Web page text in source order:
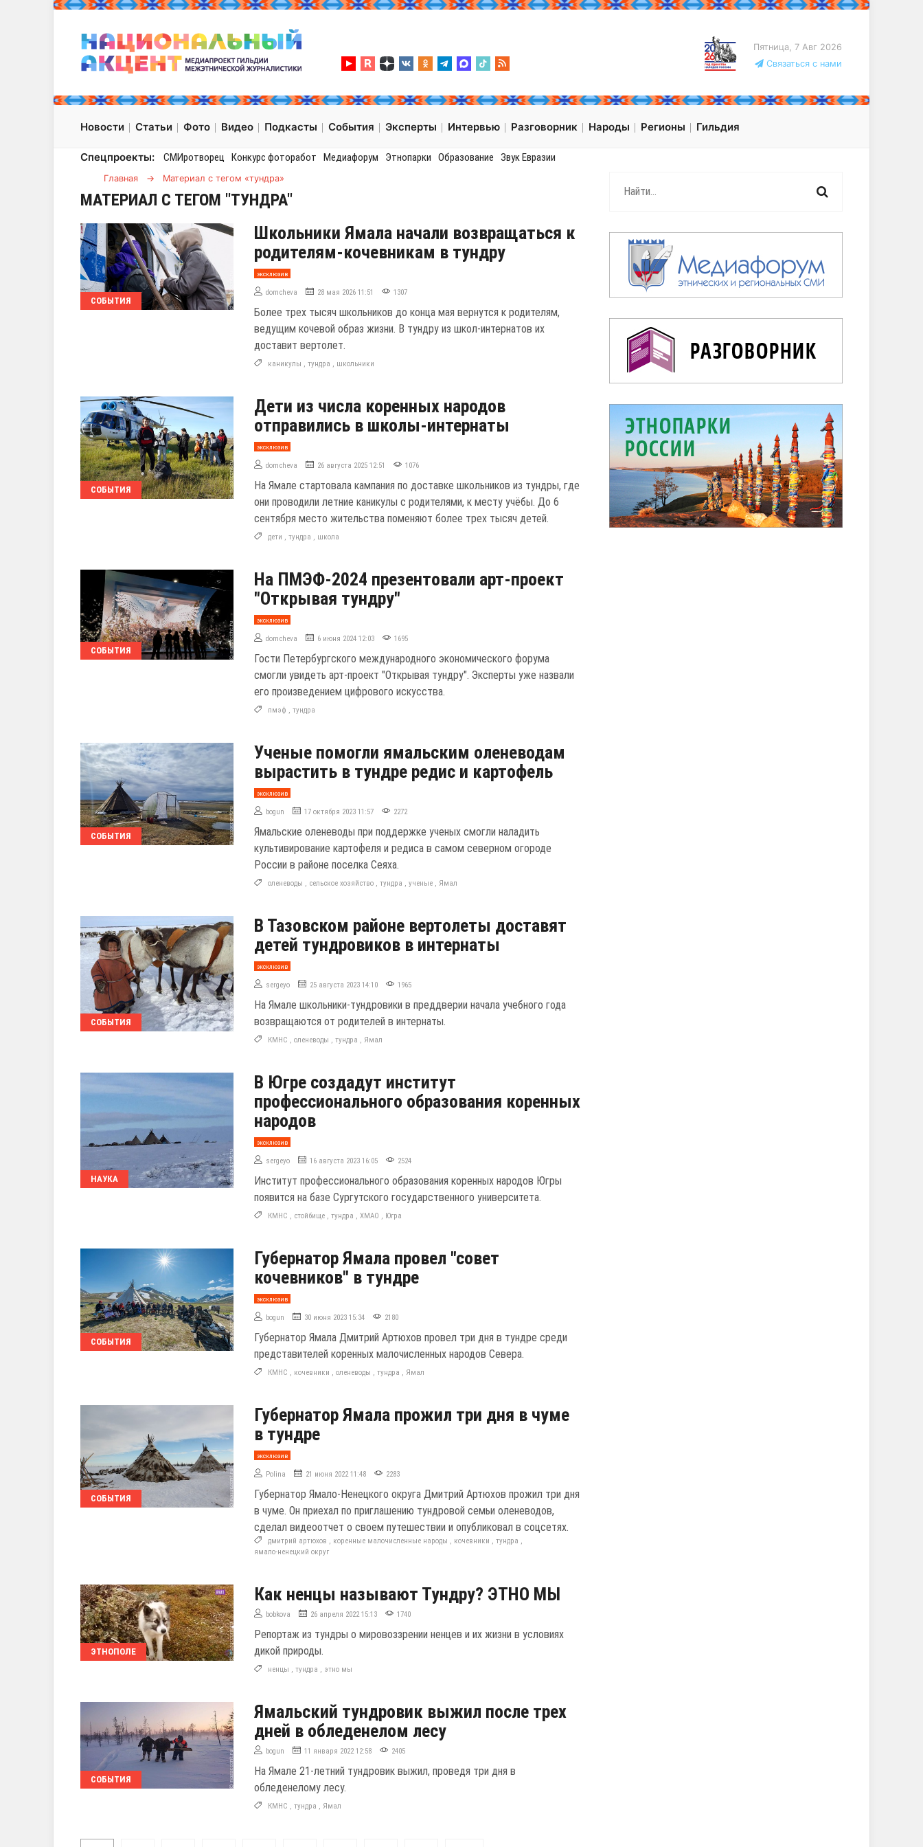
Пятница, 7 Авг 2026
Связаться с нами
Новости Статьи Фото Видео Подкасты События Эксперты Интервью Разговорник Народы Регионы Гильдия
Спецпроекты: СМИротворец Конкурс фоторабот Медиафорум Этнопарки Образование Звук Евразии
Главная → Материал с тегом «тундра»
МАТЕРИАЛ С ТЕГОМ "ТУНДРА"
СОБЫТИЯ
Школьники Ямала начали возвращаться к
родителям-кочевникам в тундру
эксклюзив
domcheva 28 мая 2026 11:51 1307
Более трех тысяч школьников до конца мая вернутся к родителям,
ведущим кочевой образ жизни. В тундру из школ-интернатов их
доставит вертолет.
каникулы ,тундра , школьники
СОБЫТИЯ
Дети из числа коренных народов
отправились в школы-интернаты
эксклюзив
domcheva 26 августа 2025 12:51 1076
На Ямале стартовала кампания по доставке школьников из тундры, где
они проводили летние каникулы с родителями, к месту учёбы. До 6
сентября место жительства поменяют более трех тысяч детей.
дети ,тундра , школа
СОБЫТИЯ
На ПМЭФ-2024 презентовали арт-проект
"Открывая тундру"
эксклюзив
domcheva 6 июня 2024 12:03 1695
Гости Петербургского международного экономического форума
смогли увидеть арт-проект "Открывая тундру". Эксперты уже назвали
его произведением цифрового искусства.
пмэф ,тундра
СОБЫТИЯ
Ученые помогли ямальским оленеводам
вырастить в тундре редис и картофель
эксклюзив
bogun 17 октября 2023 11:57 2272
Ямальские оленеводы при поддержке ученых смогли наладить
культивирование картофеля и редиса в самом северном огороде
России в районе поселка Сеяха.
оленеводы , сельское хозяйство ,тундра ,ученые , Ямал
СОБЫТИЯ
В Тазовском районе вертолеты доставят
детей тундровиков в интернаты
эксклюзив
sergeyo 25 августа 2023 14:10 1965
На Ямале школьники-тундровики в преддверии начала учебного года
возвращаются от родителей в интернаты.
КМНС ,оленеводы ,тундра , Ямал
НАУКА
В Югре создадут институт
профессионального образования коренных
народов
эксклюзив
sergeyo 16 августа 2023 16:05 2524
Институт профессионального образования коренных народов Югры
появится на базе Сургутского государственного университета.
КМНС , стойбище ,тундра ,ХМАО , Югра
СОБЫТИЯ
Губернатор Ямала провел "совет
кочевников" в тундре
эксклюзив
bogun 30 июня 2023 15:34 2180
Губернатор Ямала Дмитрий Артюхов провел три дня в тундре среди
представителей коренных малочисленных народов Севера.
КМНС , кочевники ,оленеводы ,тундра , Ямал
СОБЫТИЯ
Губернатор Ямала прожил три дня в чуме
в тундре
эксклюзив
Polina 21 июня 2022 11:48 2283
Губернатор Ямало-Ненецкого округа Дмитрий Артюхов прожил три дня
в чуме. Он приехал по приглашению тундровой семьи оленеводов,
сделал видеоотчет о своем путешествии и опубликовал в соцсетях.
дмитрий артюхов , коренные малочисленные народы , кочевники ,тундра ,
ямало-ненецкий округ
ЭТНОПОЛЕ
Как ненцы называют Тундру? ЭТНО МЫ
bobkova 26 апреля 2022 15:13 1740
Репортаж из тундры о мировоззрении ненцев и их жизни в условиях
дикой природы.
ненцы ,тундра , этно мы
СОБЫТИЯ
Ямальский тундровик выжил после трех
дней в обледенелом лесу
bogun 11 января 2022 12:58 2405
На Ямале 21-летний тундровик выжил, проведя три дня в
обледенелому лесу.
КМНС ,тундра , Ямал